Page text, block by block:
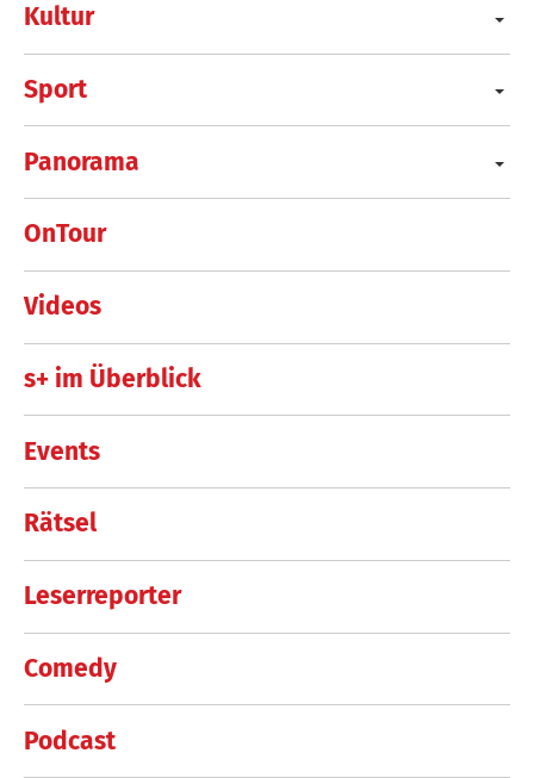
Kultur
Sport
Panorama
OnTour
Videos
s+ im Überblick
Events
Rätsel
Leserreporter
Comedy
Podcast